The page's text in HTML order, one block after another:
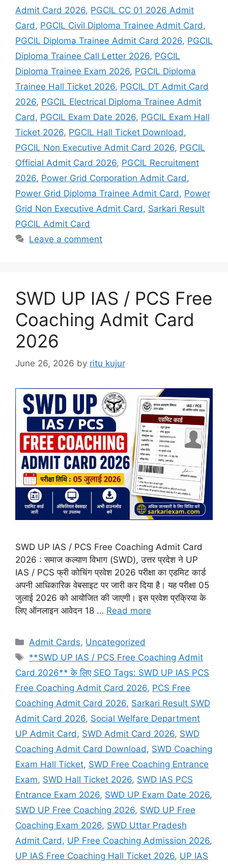
Admit Card 2026, PGCIL CC 01 2026 Admit
Card , PGCIL Civil Diploma Trainee Admit Card ,
PGCIL Diploma Trainee Admit Card 2026, PGCIL
Diploma Trainee Call Letter 2026, PGCIL
Diploma Trainee Exam 2026, PGCIL Diploma
Trainee Hall Ticket 2026, PGCIL DT Admit Card
2026, PGCIL Electrical Diploma Trainee Admit
Card , PGCIL Exam Date 2026, PGCIL Exam Hall
Ticket 2026, PGCIL Hall Ticket Download ,
PGCIL Non Executive Admit Card 2026, PGCIL
Official Admit Card 2026, PGCIL Recruitment
2026, Power Grid Corporation Admit Card ,
Power Grid Diploma Trainee Admit Card , Power
Grid Non Executive Admit Card , Sarkari Result
PGCIL Admit Card
Leave a comment
SWD UP IAS / PCS Free
Coaching Admit Card
2026
June 26, 2026 by ritu kujur
SWD UP IAS / PCS Free Coaching Admit Card
2026 : समाज कल्याण विभाग (SWD), उत्तर प्रदेश ने UP
IAS / PCS फ्री कोचिंग प्रवेश 2026 परीक्षा का एडमिट कार्ड
अपनी आधिकारिक वेबसाइट पर जारी कर दिया है। यह परीक्षा 05
जुलाई 2026 को आयोजित की जाएगी। इस प्रवेश प्रक्रिया के
लिए ऑनलाइन आवेदन 18 … Read more
Admit Cards, Uncategorized
**SWD UP IAS / PCS Free Coaching Admit
Card 2026** के लिए SEO Tags: SWD UP IAS PCS
Free Coaching Admit Card 2026, PCS Free
Coaching Admit Card 2026, Sarkari Result SWD
Admit Card 2026, Social Welfare Department
UP Admit Card , SWD Admit Card 2026, SWD
Coaching Admit Card Download , SWD Coaching
Exam Hall Ticket, SWD Free Coaching Entrance
Exam, SWD Hall Ticket 2026, SWD IAS PCS
Entrance Exam 2026, SWD UP Exam Date 2026,
SWD UP Free Coaching 2026, SWD UP Free
Coaching Exam 2026, SWD Uttar Pradesh
Admit Card , UP Free Coaching Admission 2026,
UP IAS Free Coaching Hall Ticket 2026, UP IAS